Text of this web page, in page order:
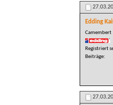
Edding
Camembert
Registriert
Beiträge